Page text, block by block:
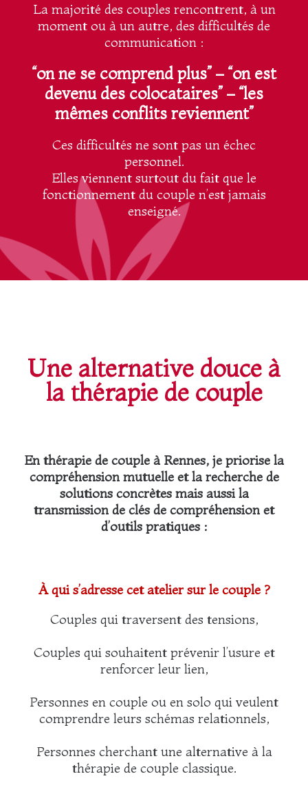
La majorité des couples rencontrent, à un
moment ou à un autre, des difficultés de
communication :
“on ne se comprend plus” – “on est
devenu des colocataires” – “les
mêmes conflits reviennent”
Ces difficultés ne sont pas un échec
personnel.
Elles viennent surtout du fait que le
fonctionnement du couple n’est jamais
enseigné.
Une alternative douce à
la thérapie de couple
En thérapie de couple à Rennes, je priorise la
compréhension mutuelle et la recherche de
solutions concrètes mais aussi la
transmission de clés de compréhension et
d’outils pratiques :
À qui s’adresse cet atelier sur le couple ?
Couples qui traversent des tensions,
Couples qui souhaitent prévenir l’usure et
renforcer leur lien,
Personnes en couple ou en solo qui veulent
comprendre leurs schémas relationnels,
Personnes cherchant une alternative à la
thérapie de couple classique.